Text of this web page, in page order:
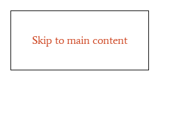
Skip to main content